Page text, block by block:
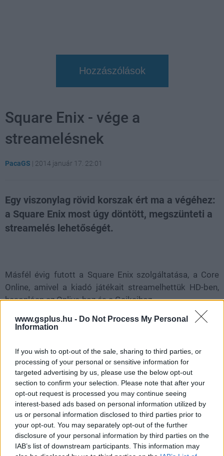
www.gsplus.hu - Do Not Process My Personal
Information
If you wish to opt-out of the sale, sharing to third parties, or
processing of your personal or sensitive information for
targeted advertising by us, please use the below opt-out
section to confirm your selection. Please note that after your
opt-out request is processed you may continue seeing
interest-based ads based on personal information utilized by
us or personal information disclosed to third parties prior to
your opt-out. You may separately opt-out of the further
disclosure of your personal information by third parties on the
IAB’s list of downstream participants. This information may
Hozzászólások
Square Enix - vége a
streamelésnek
PacaGS | 2014 január 17. 22:01
Egy viszonylag rövid korszak ért ma a végéhez:
a Square Enix most úgy döntött, megszünteti a
streamelés lehetőségét.
Másfél évig futott a Square Enix szolgáltatása, a Core
Online, amivel a kiadó játékait streamelhettük HD-ben,
hasonlóan az Onlive-hoz és a Gaikaihoz.
AGaikait a Sony hasznosította, az OnLive úgy-ahogy
hanem novemberben lelőtte a szolgáltatást, de a
hivatalos közleményt csak most adták ki. A szolgáltatás
végig csak kísérleti jelleggel futott, napi húsz perceket
játszhattunk ingyen vagy havi 2,99 dollárért korlátlanul,
de mivel csak a kiadó játékai voltak elérhetőek rajta, nem
tudtak nagy közönséget megragadni, ehhez az
Hitman: Blood Moneysem volt elég. Mindenki, aki aktív
előfizetéssel rendelkezett a november 29-i bezárás után,